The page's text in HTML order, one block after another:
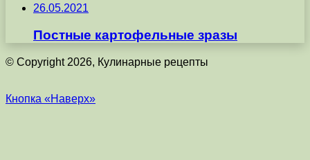
26.05.2021
Постные картофельные зразы
© Copyright 2026, Кулинарные рецепты
Кнопка «Наверх»